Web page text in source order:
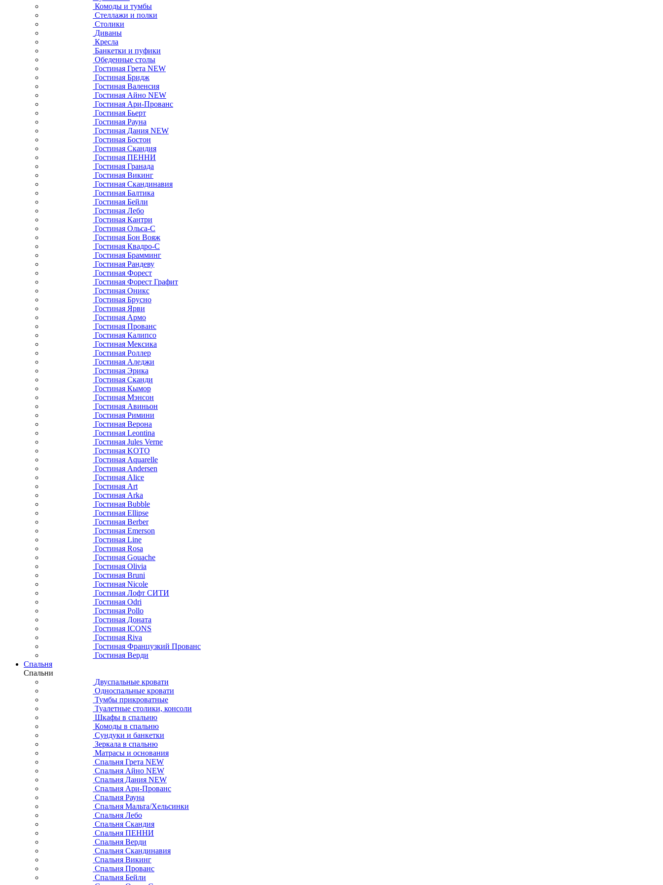
Комоды и тумбы
Стеллажи и полки
Столики
Диваны
Кресла
Банкетки и пуфики
Обеденные столы
Гостиная Грета NEW
Гостиная Бридж
Гостиная Валенсия
Гостиная Айно NEW
Гостиная Ари-Прованс
Гостиная Бьерт
Гостиная Рауна
Гостиная Дания NEW
Гостиная Бостон
Гостиная Скандия
Гостиная ПЕННИ
Гостиная Гранада
Гостиная Викинг
Гостиная Скандинавия
Гостиная Балтика
Гостиная Бейли
Гостиная Лебо
Гостиная Кантри
Гостиная Ольса-С
Гостиная Бон Вояж
Гостиная Квадро-С
Гостиная Брамминг
Гостиная Рандеву
Гостиная Форест
Гостиная Форест Графит
Гостиная Оникс
Гостиная Брусно
Гостиная Ярви
Гостиная Армо
Гостиная Прованс
Гостиная Калипсо
Гостиная Мексика
Гостиная Роллер
Гостиная Аледжи
Гостиная Эрика
Гостиная Сканди
Гостиная Кымор
Гостиная Мэнсон
Гостиная Авиньон
Гостиная Римини
Гостиная Верона
Гостиная Leontina
Гостиная Jules Verne
Гостиная KOTO
Гостиная Aquarelle
Гостиная Andersen
Гостиная Alice
Гостиная Art
Гостиная Arka
Гостиная Bubble
Гостиная Ellipse
Гостиная Berber
Гостиная Emerson
Гостиная Line
Гостиная Rosa
Гостиная Gouache
Гостиная Olivia
Гостиная Bruni
Гостиная Nicole
Гостиная Лофт СИТИ
Гостиная Odri
Гостиная Pollo
Гостиная Доната
Гостиная ICONS
Гостиная Riva
Гостиная Французкий Прованс
Гостиная Верди
Спальня
Спальни
Двуспальные кровати
Односпальные кровати
Тумбы прикроватные
Туалетные столики, консоли
Шкафы в спальню
Комоды в спальню
Сундуки и банкетки
Зеркала в спальню
Матрасы и основания
Спальня Грета NEW
Спальня Айно NEW
Спальня Дания NEW
Спальня Ари-Прованс
Спальня Рауна
Спальня Мальта/Хельсинки
Спальня Лебо
Спальня Скандия
Спальня ПЕННИ
Спальня Верди
Спальня Скандинавия
Спальня Викинг
Спальня Прованс
Спальня Бейли